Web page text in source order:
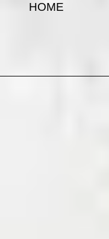
HOME